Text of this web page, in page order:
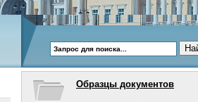
Образцы документов